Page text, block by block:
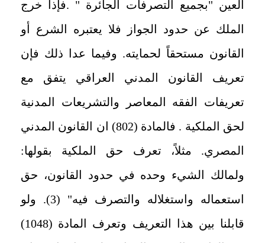
العين "بجميع التصرفات الجائرة " .فإذا خرج
الملك عن حدود الجواز فلا يعتبره الشرع أو
القانون مستحقاً لحمايته. وفيما عدا ذلك فإن
تعريف القانون المدني العراقي يتفق مع
تعريفات الفقه المعاصر والتشريعات المدنية
لحق الملكية . فالمادة (802) ان القانون المدني
المصري. مثلاً، تعرف حق الملكية بقولها:
ولمالك الشيء وحده في حدود القانون، حق
استعماله واستغلاله والتصرف فيه" (3). ولو
قابلنا بين هذا التعريف وتعرف المادة (1048)